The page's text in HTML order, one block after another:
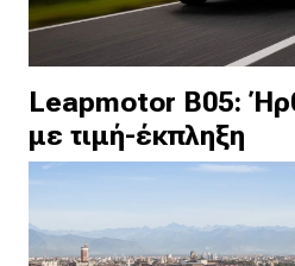
Leapmotor B05:
με τιμή-έκπληξη